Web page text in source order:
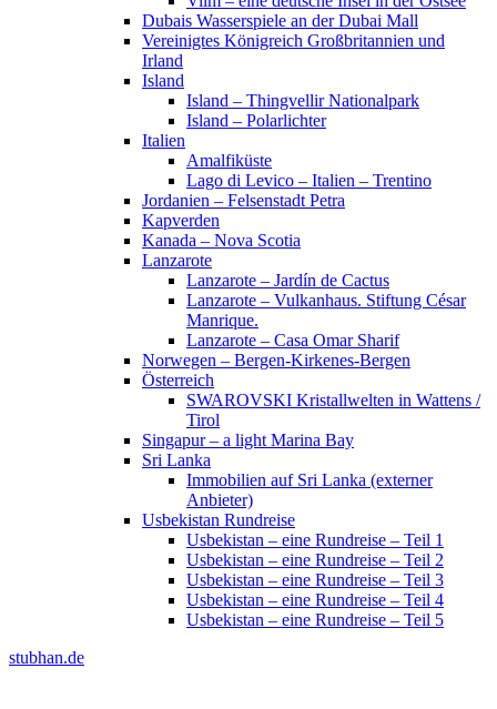
Dubais Wasserspiele an der Dubai Mall
Vereinigtes Königreich Großbritannien und
Irland
Island
Island – Thingvellir Nationalpark
Island – Polarlichter
Italien
Amalfiküste
Lago di Levico – Italien – Trentino
Jordanien – Felsenstadt Petra
Kapverden
Kanada – Nova Scotia
Lanzarote
Lanzarote – Jardín de Cactus
Lanzarote – Vulkanhaus. Stiftung César
Manrique.
Lanzarote – Casa Omar Sharif
Norwegen – Bergen-Kirkenes-Bergen
Österreich
SWAROVSKI Kristallwelten in Wattens /
Tirol
Singapur – a light Marina Bay
Sri Lanka
Immobilien auf Sri Lanka (externer
Anbieter)
Usbekistan Rundreise
Usbekistan – eine Rundreise – Teil 1
Usbekistan – eine Rundreise – Teil 2
Usbekistan – eine Rundreise – Teil 3
Usbekistan – eine Rundreise – Teil 4
Usbekistan – eine Rundreise – Teil 5
stubhan.de